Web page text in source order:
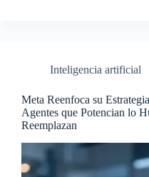
Inteligencia artificial
Meta Reenfoca su
Agentes que Potencian lo
Reemplazan